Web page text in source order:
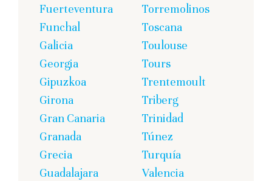
Fuerteventura
Funchal
Galicia
Georgia
Gipuzkoa
Girona
Gran Canaria
Granada
Grecia
Guadalajara
Torremolinos
Toscana
Toulouse
Tours
Trentemoult
Triberg
Trinidad
Túnez
Turquía
Valencia